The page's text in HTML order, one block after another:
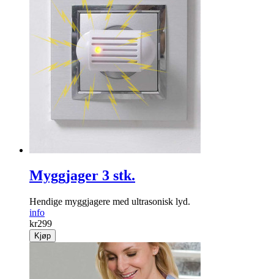
Myggjager 3 stk.
Hendige mygg­jagere med ultrasonisk lyd.
info
kr299
Kjøp